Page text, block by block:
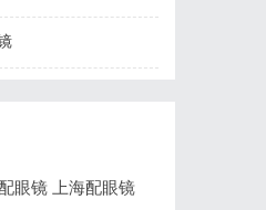
眼镜 上海配眼镜